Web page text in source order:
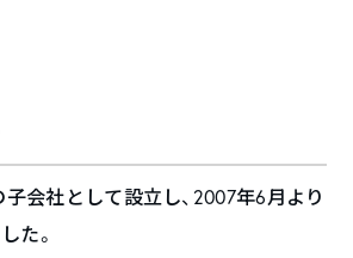
会社として設立し、2007年6月より
た。